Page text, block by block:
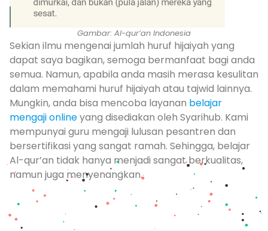
Gambar: Al-qur’an Indonesia
Sekian ilmu mengenai jumlah huruf hijaiyah yang
dapat saya bagikan, semoga bermanfaat bagi anda
semua. Namun, apabila anda masih merasa kesulitan
dalam memahami huruf hijaiyah atau tajwid lainnya.
Mungkin, anda bisa mencoba layanan belajar
mengaji onlineyang disediakan oleh Syarihub. Kami
mempunyai guru mengaji lulusan pesantren dan
bersertifikasi yang sangat ramah. Sehingga, belajar
Al-qur’an tidak hanya menjadi sangat berkualitas,
namun juga menyenangkan.